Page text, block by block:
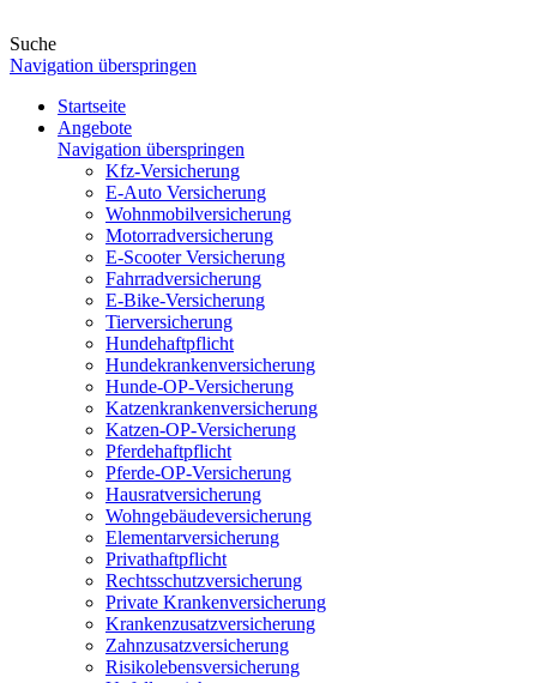
Suche
Navigation überspringen
Startseite
Angebote
Navigation überspringen
Kfz-Versicherung
E-Auto Versicherung
Wohnmobilversicherung
Motorradversicherung
E-Scooter Versicherung
Fahrradversicherung
E-Bike-Versicherung
Tierversicherung
Hundehaftpflicht
Hundekrankenversicherung
Hunde-OP-Versicherung
Katzenkrankenversicherung
Katzen-OP-Versicherung
Pferdehaftpflicht
Pferde-OP-Versicherung
Hausratversicherung
Wohngebäudeversicherung
Elementarversicherung
Privathaftpflicht
Rechtsschutzversicherung
Private Krankenversicherung
Krankenzusatzversicherung
Zahnzusatzversicherung
Risikolebensversicherung